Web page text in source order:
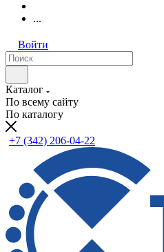
...
Войти
Каталог
По всему сайту
По каталогу
+7 (342) 206-04-22